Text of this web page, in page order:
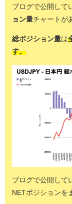
ブログで公開して
ョン量チャートが
総ポジション量は
す。
ブログで公開して
NETポジションを